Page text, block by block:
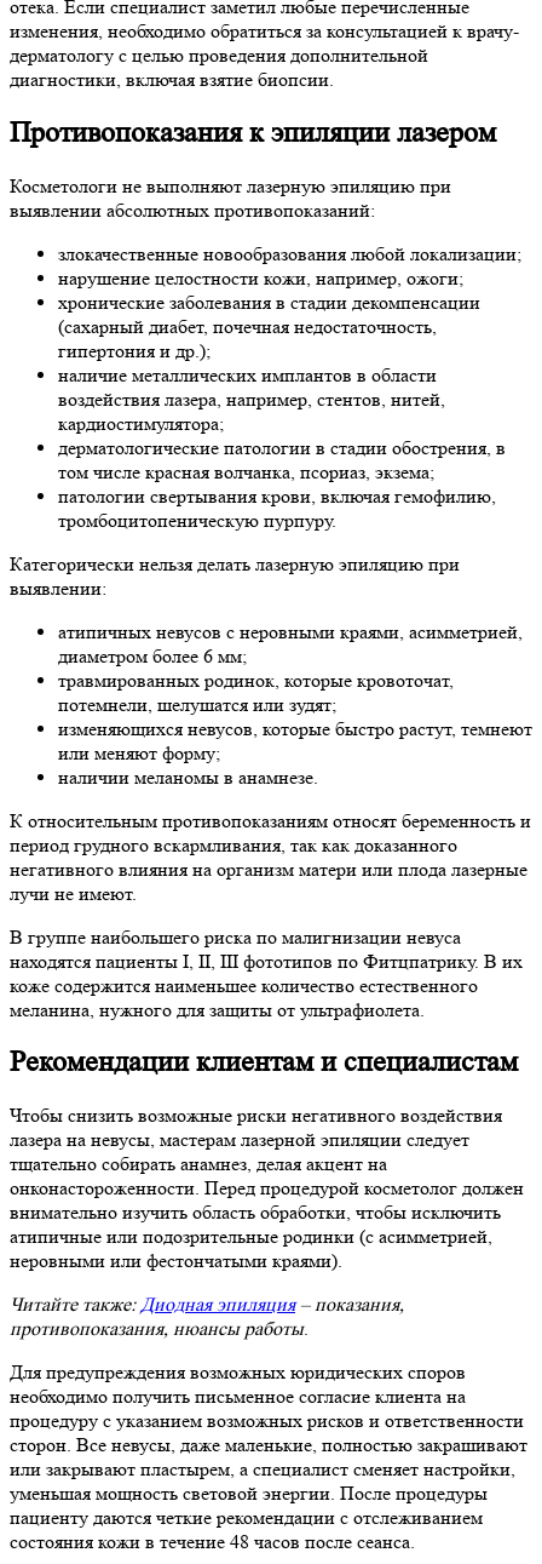
отека. Если специалист заметил любые перечисленные
изменения, необходимо обратиться за консультацией к врачу-
дерматологу с целью проведения дополнительной
диагностики, включая взятие биопсии.
Противопоказания к эпиляции лазером
Косметологи не выполняют лазерную эпиляцию при
выявлении абсолютных противопоказаний:
злокачественные новообразования любой локализации;
нарушение целостности кожи, например, ожоги;
хронические заболевания в стадии декомпенсации
(сахарный диабет, почечная недостаточность,
гипертония и др.);
наличие металлических имплантов в области
воздействия лазера, например, стентов, нитей,
кардиостимулятора;
дерматологические патологии в стадии обострения, в
том числе красная волчанка, псориаз, экзема;
патологии свертывания крови, включая гемофилию,
тромбоцитопеническую пурпуру.
Категорически нельзя делать лазерную эпиляцию при
выявлении:
атипичных невусов с неровными краями, асимметрией,
диаметром более 6 мм;
травмированных родинок, которые кровоточат,
потемнели, шелушатся или зудят;
изменяющихся невусов, которые быстро растут, темнеют
или меняют форму;
наличии меланомы в анамнезе.
К относительным противопоказаниям относят беременность и
период грудного вскармливания, так как доказанного
негативного влияния на организм матери или плода лазерные
лучи не имеют.
В группе наибольшего риска по малигнизации невуса
находятся пациенты I, II, III фототипов по Фитцпатрику. В их
коже содержится наименьшее количество естественного
меланина, нужного для защиты от ультрафиолета.
Рекомендации клиентам и специалистам
Чтобы снизить возможные риски негативного воздействия
лазера на невусы, мастерам лазерной эпиляции следует
тщательно собирать анамнез, делая акцент на
онконастороженности. Перед процедурой косметолог должен
внимательно изучить область обработки, чтобы исключить
атипичные или подозрительные родинки (с асимметрией,
неровными или фестончатыми краями).
Читайте также:Диодная эпиляция– показания,
противопоказания, нюансы работы.
Для предупреждения возможных юридических споров
необходимо получить письменное согласие клиента на
процедуру с указанием возможных рисков и ответственности
сторон. Все невусы, даже маленькие, полностью закрашивают
или закрывают пластырем, а специалист сменяет настройки,
уменьшая мощность световой энергии. После процедуры
пациенту даются четкие рекомендации с отслеживанием
состояния кожи в течение 48 часов после сеанса.